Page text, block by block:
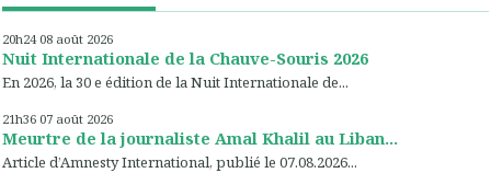
20h24 08 août 2026
Nuit Internationale de la Chauve-Souris 2026
En 2026, la 30 e édition de la Nuit Internationale de...
21h36 07 août 2026
Meurtre de la journaliste Amal Khalil au Liban...
Article d’Amnesty International, publié le 07.08.2026...